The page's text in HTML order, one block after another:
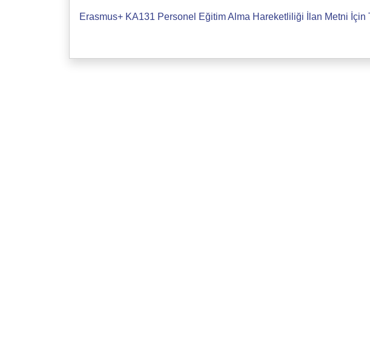
Erasmus+ KA131 Personel Eğitim Alma Hareketliliği İlan Metni İçin